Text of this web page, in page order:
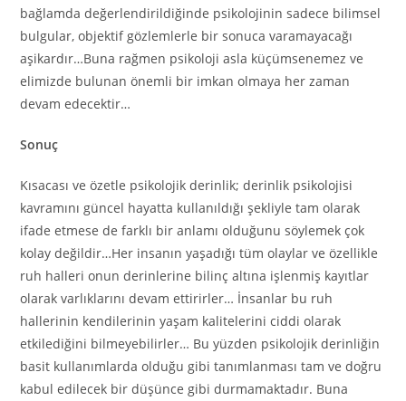
bağlamda değerlendirildiğinde psikolojinin sadece bilimsel
bulgular, objektif gözlemlerle bir sonuca varamayacağı
aşikardır…Buna rağmen psikoloji asla küçümsenemez ve
elimizde bulunan önemli bir imkan olmaya her zaman
devam edecektir…
Sonuç
Kısacası ve özetle psikolojik derinlik; derinlik psikolojisi
kavramını güncel hayatta kullanıldığı şekliyle tam olarak
ifade etmese de farklı bir anlamı olduğunu söylemek çok
kolay değildir…Her insanın yaşadığı tüm olaylar ve özellikle
ruh halleri onun derinlerine bilinç altına işlenmiş kayıtlar
olarak varlıklarını devam ettirirler… İnsanlar bu ruh
hallerinin kendilerinin yaşam kalitelerini ciddi olarak
etkilediğini bilmeyebilirler… Bu yüzden psikolojik derinliğin
basit kullanımlarda olduğu gibi tanımlanması tam ve doğru
kabul edilecek bir düşünce gibi durmamaktadır. Buna